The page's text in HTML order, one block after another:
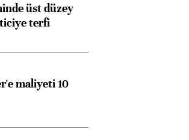
üst düzey
terfi
maliyeti 10